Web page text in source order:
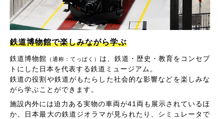
鉄道博物館で楽しみながら学ぶ
鉄道博物館 （通称：てっぱく） は、鉄道・歴史・教育をコンセプ
トにした日本を代表する鉄道ミュージアム。
鉄道の役割や鉄道がもたらした社会的な影響などを楽しみな
がら学ぶことができます。
施設内外には迫力ある実物の車両が41両も展示されているほ
か、日本最大の鉄道ジオラマが見られたり、シミュレータで